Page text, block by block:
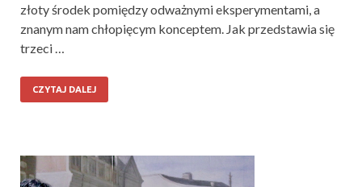
złoty środek pomiędzy odważnymi eksperymentami, a
znanym nam chłopięcym konceptem. Jak przedstawia się
trzeci …
CZYTAJ DALEJ